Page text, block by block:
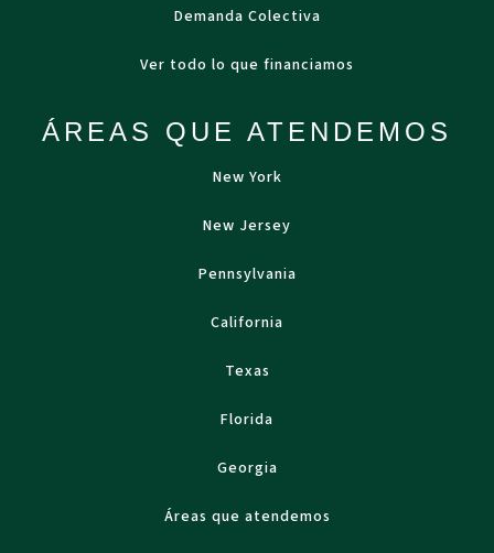
Demanda Colectiva
Ver todo lo que financiamos
ÁREAS QUE ATENDEMOS
New York
New Jersey
Pennsylvania
California
Texas
Florida
Georgia
Áreas que atendemos